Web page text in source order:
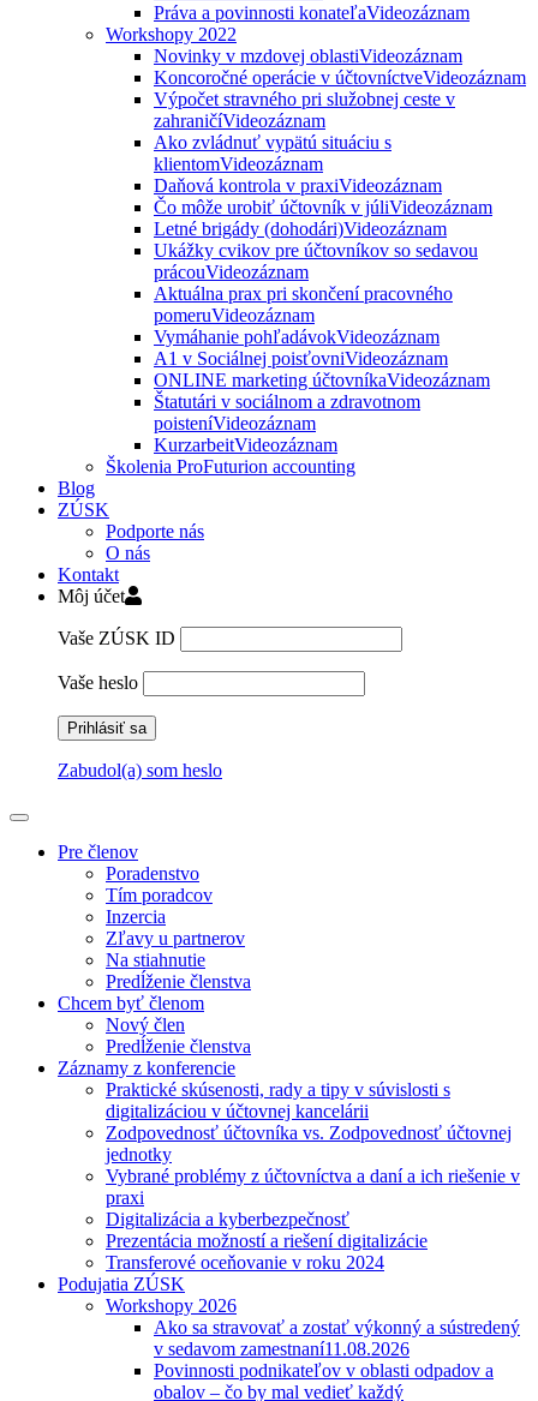
Práva a povinnosti konateľaVideozáznam
Workshopy 2022
Novinky v mzdovej oblastiVideozáznam
Koncoročné operácie v účtovníctveVideozáznam
Výpočet stravného pri služobnej ceste v
zahraničíVideozáznam
Ako zvládnuť vypätú situáciu s
klientomVideozáznam
Daňová kontrola v praxiVideozáznam
Čo môže urobiť účtovník v júliVideozáznam
Letné brigády (dohodári)Videozáznam
Ukážky cvikov pre účtovníkov so sedavou
prácouVideozáznam
Aktuálna prax pri skončení pracovného
pomeruVideozáznam
Vymáhanie pohľadávokVideozáznam
A1 v Sociálnej poisťovniVideozáznam
ONLINE marketing účtovníkaVideozáznam
Štatutári v sociálnom a zdravotnom
poisteníVideozáznam
KurzarbeitVideozáznam
Školenia ProFuturion accounting
Blog
ZÚSK
Podporte nás
O nás
Kontakt
Môj účet
Vaše ZÚSK ID
Vaše heslo
Zabudol(a) som heslo
Pre členov
Poradenstvo
Tím poradcov
Inzercia
Zľavy u partnerov
Na stiahnutie
Predĺženie členstva
Chcem byť členom
Nový člen
Predĺženie členstva
Záznamy z konferencie
Praktické skúsenosti, rady a tipy v súvislosti s
digitalizáciou v účtovnej kancelárii
Zodpovednosť účtovníka vs. Zodpovednosť účtovnej
jednotky
Vybrané problémy z účtovníctva a daní a ich riešenie v
praxi
Digitalizácia a kyberbezpečnosť
Prezentácia možností a riešení digitalizácie
Transferové oceňovanie v roku 2024
Podujatia ZÚSK
Workshopy 2026
Ako sa stravovať a zostať výkonný a sústredený
v sedavom zamestnaní11.08.2026
Povinnosti podnikateľov v oblasti odpadov a
obalov – čo by mal vedieť každý